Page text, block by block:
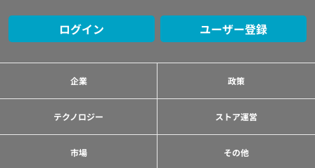
ログイン ユーザー登録
企業 政策
テクノロジー ストア運営
市場 その他